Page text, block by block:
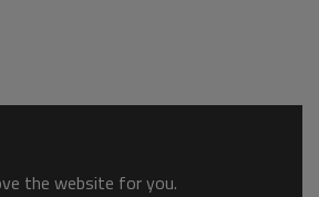
the website for you.